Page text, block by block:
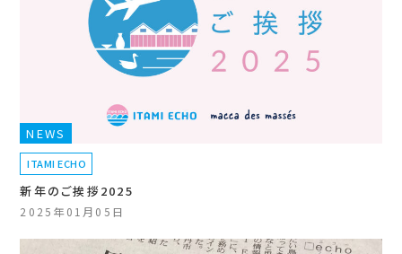
NEWS
ITAMI ECHO
新年のご挨拶2025
2025年01月05日